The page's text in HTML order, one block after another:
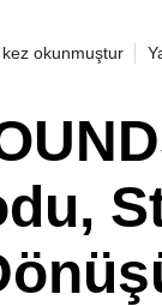
okunmuştur